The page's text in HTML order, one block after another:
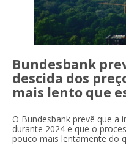
Bundesbank
descida dos
mais lento que
O Bundesbank prevê que a
durante 2024 e que o
pouco mais lentamente do